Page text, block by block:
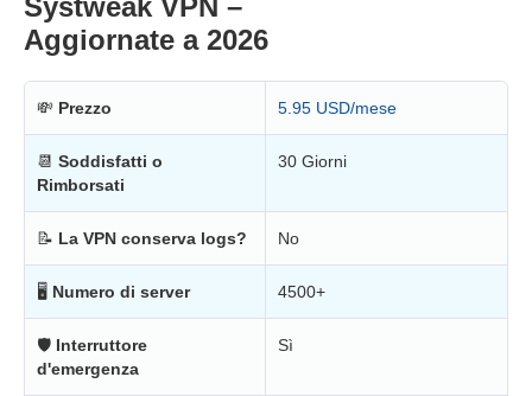
Systweak VPN –
Aggiornate a 2026
💸 Prezzo 5.95 USD/mese
📆 Soddisfatti o
Rimborsati
30 Giorni
📝 La VPN conserva logs? No
🖥 Numero di server 4500+
🛡 Interruttore
d'emergenza
Sì